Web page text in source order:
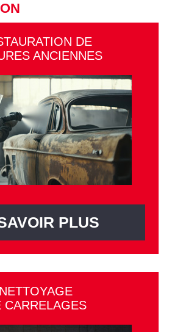
DE
ANCIENNES
PLUS
NETTOYAGE
CARRELAGES